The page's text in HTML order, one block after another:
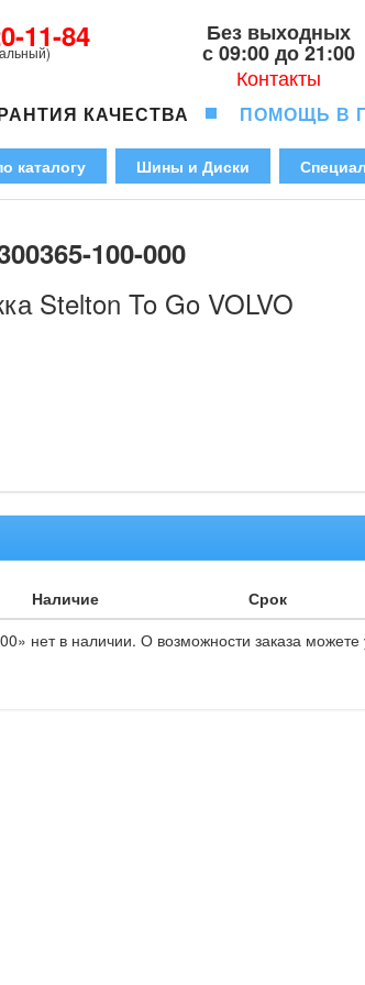
11-84 Без выходных
с 09:00 до 21:00
Контакты
КАЧЕСТВА ПОМОЩЬ В
каталогу Шины и Диски
100-000
Stelton To Go VOLVO
Наличие Срок
нет в наличии. О возможности заказа